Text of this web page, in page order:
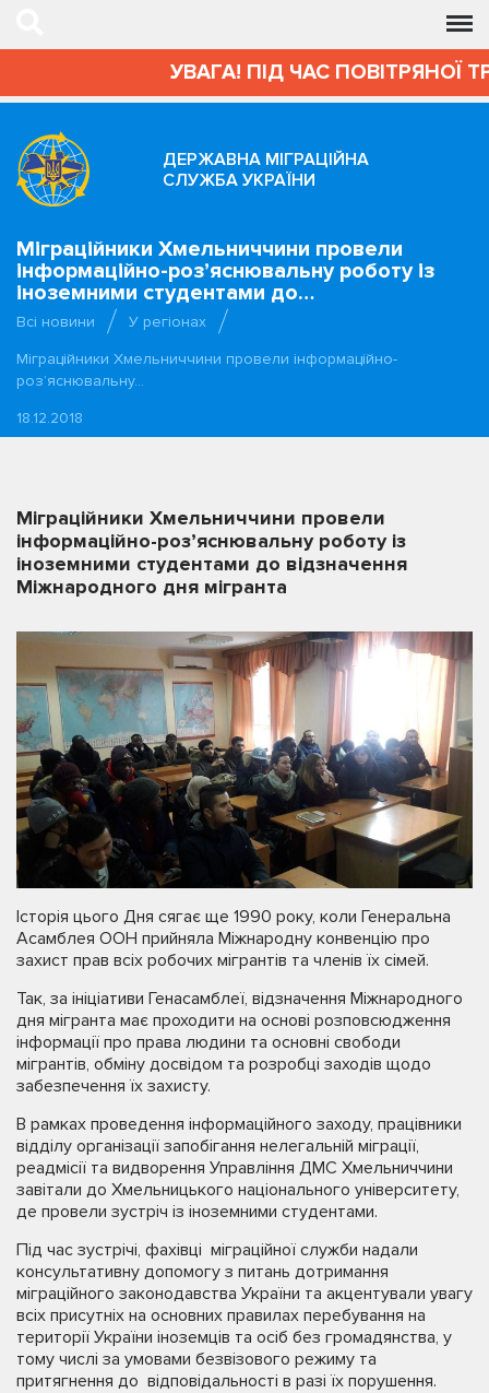
УВАГА! ПІД ЧАС ПОВІТРЯНОЇ
ДЕРЖАВНА МІГРАЦІЙНА
СЛУЖБА УКРАЇНИ
Міграційники Хмельниччини провели
інформаційно-роз’яснювальну роботу із
іноземними студентами до…
Всі новини
У регіонах
Міграційники Хмельниччини провели інформаційно-
роз’яснювальну…
18.12.2018
Міграційники Хмельниччини провели
інформаційно-роз’яснювальну роботу із
іноземними студентами до відзначення
Міжнародного дня мігранта
Історія цього Дня сягає ще 1990 року, коли Генеральна
Асамблея ООН прийняла Міжнародну конвенцію про
захист прав всіх робочих мігрантів та членів їх сімей.
Так, за ініціативи Генасамблеї, відзначення Міжнародного
дня мігранта має проходити на основі розповсюдження
інформації про права людини та основні свободи
мігрантів, обміну досвідом та розробці заходів щодо
забезпечення їх захисту.
В рамках проведення інформаційного заходу, працівники
відділу організації запобігання нелегальній міграції,
реадмісії та видворення Управління ДМС Хмельниччини
завітали до Хмельницького національного університету,
де провели зустріч із іноземними студентами.
Під час зустрічі, фахівці міграційної служби надали
консультативну допомогу з питань дотримання
міграційного законодавства України та акцентували увагу
всіх присутніх на основних правилах перебування на
території України іноземців та осіб без громадянства, у
тому числі за умовами безвізового режиму та
притягнення до відповідальності в разі їх порушення.